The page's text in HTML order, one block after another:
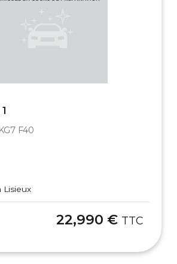
F40
Lisieux
22,990 € TTC